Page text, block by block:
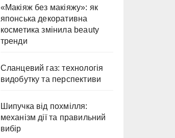
«Макіяж без макіяжу»: як
японська декоративна
косметика змінила beauty
тренди
Сланцевий газ: технологія
видобутку та перспективи
Шипучка від похмілля:
механізм дії та правильний
вибір